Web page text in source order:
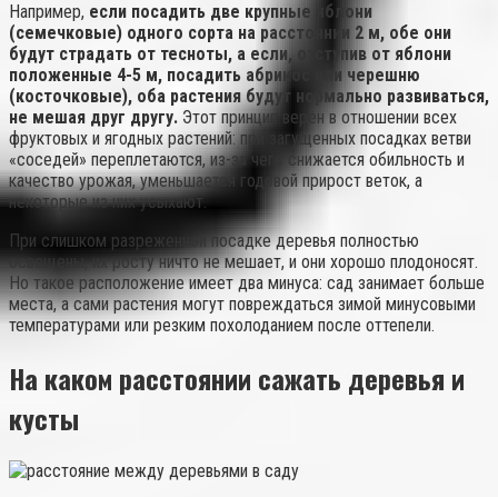
Например, если посадить две крупные яблони
(семечковые) одного сорта на расстоянии 2 м, обе они
будут страдать от тесноты, а если, отступив от яблони
положенные 4-5 м, посадить абрикос или черешню
(косточковые), оба растения будут нормально развиваться,
не мешая друг другу. Этот принцип верен в отношении всех
фруктовых и ягодных растений: при загущенных посадках ветви
«соседей» переплетаются, из-за чего снижается обильность и
качество урожая, уменьшается годовой прирост веток, а
некоторые из них усыхают.
При слишком разреженной посадке деревья полностью
освещены, их росту ничто не мешает, и они хорошо плодоносят.
Но такое расположение имеет два минуса: сад занимает больше
места, а сами растения могут повреждаться зимой минусовыми
температурами или резким похолоданием после оттепели.
На каком расстоянии сажать деревья и
кусты